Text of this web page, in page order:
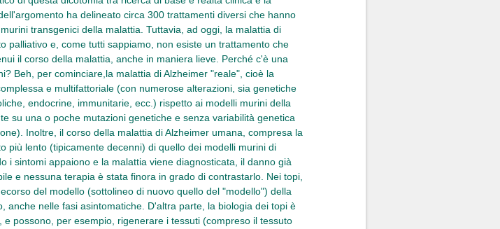
ha delineato circa 300 trattamenti diversi che hanno
transgenici della malattia. Tuttavia, ad oggi, la malattia di
palliativo e, come tutti sappiamo, non esiste un trattamento che
il corso della malattia, anche in maniera lieve. Perché c'è una
Beh, per cominciare,la malattia di Alzheimer "reale", cioè la
e multifattoriale (con numerose alterazioni, sia genetiche
endocrine, immunitarie, ecc.) rispetto ai modelli murini della
su una o poche mutazioni genetiche e senza variabilità genetica
Inoltre, il corso della malattia di Alzheimer umana, compresa la
più lento (tipicamente decenni) di quello dei modelli murini di
i sintomi appaiono e la malattia viene diagnosticata, il danno già
e nessuna terapia è stata finora in grado di contrastarlo. Nei topi,
del modello (sottolineo di nuovo quello del "modello") della
anche nelle fasi asintomatiche. D'altra parte, la biologia dei topi è
possono, per esempio, rigenerare i tessuti (compreso il tessuto